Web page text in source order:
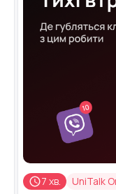
7 хв. UniTalk